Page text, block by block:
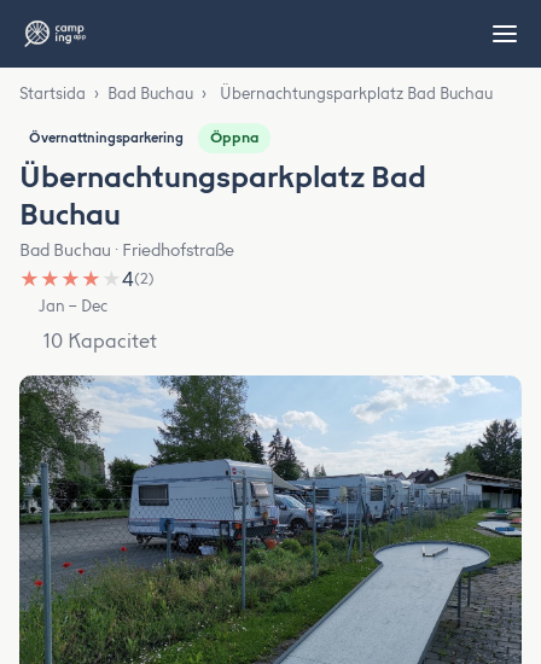
Startsida › Bad Buchau › Übernachtungsparkplatz Bad Buchau
Övernattningsparkering Öppna
Übernachtungsparkplatz Bad
Buchau
Bad Buchau · Friedhofstraße
★ ★ ★ ★ ★4(2)
Jan – Dec
10 Kapacitet